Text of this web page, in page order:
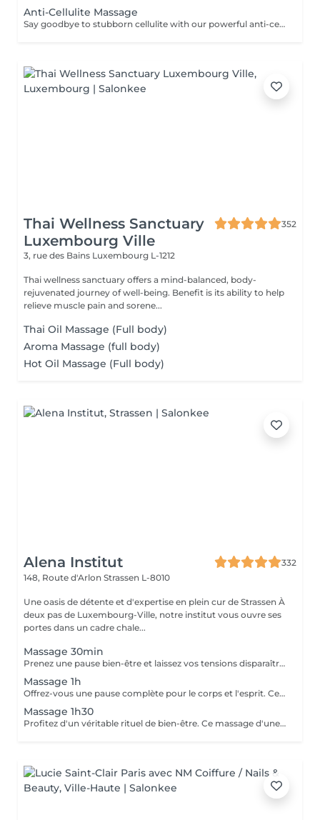
Anti-Cellulite Massage
Say goodbye to stubborn cellulite with our powerful anti-cellulite massage! This intensive treatment uses firm, targeted techniques to stimulate circulation, break down fat deposits, and smooth the skin's texture. By enhancing lymphatic flow and increasing metabolism, it visibly reduces the appearance of dimples and improves overall skin tone. Ideal as part of a body contouring plan. Age restrictions: recommended to do from 16 years. Post procedure recommendations: do not do sport and any sharp movements for 2-3 hours after the procedure. Frequency: 2-3 times per week, 10 times in total. Repeat once in 3-6 months.
Thai Wellness Sanctuary
Luxembourg Ville
352
3, rue des Bains Luxembourg L-1212
Thai wellness sanctuary offers a mind-balanced, body-
rejuvenated journey of well-being. Benefit is its ability to help
relieve muscle pain and sorene...
Thai Oil Massage (Full body)
Aroma Massage (full body)
Hot Oil Massage (Full body)
Alena Institut
332
148, Route d'Arlon Strassen L-8010
Une oasis de détente et d'expertise en plein cur de Strassen À
deux pas de Luxembourg-Ville, notre institut vous ouvre ses
portes dans un cadre chale...
Massage 30min
Prenez une pause bien-être et laissez vos tensions disparaître. Ce massage de 30 minutes détend les muscles, apaise l'esprit et vous procure une sensation de relaxation profonde. Un moment parfait pour retrouver énergie et sérénité.
Massage 1h
Offrez-vous une pause complète pour le corps et l'esprit. Ce massage d'une heure détend en profondeur les muscles, libère les tensions et procure une relaxation durable. Un moment idéal pour retrouver énergie, équilibre et bien-être.
Massage 1h30
Profitez d'un véritable rituel de bien-être. Ce massage d'une heure et demi offre une relaxation intense, soulage les tensions et revitalise le corps et l'esprit. Un moment privilégié pour se ressourcer pleinement et retrouver sérénité et vitalité.